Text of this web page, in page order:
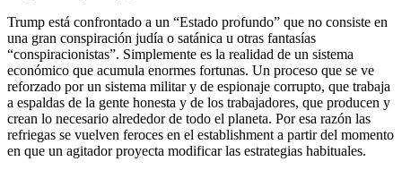
Trump está confrontado a un “Estado profundo” que no consiste en
una gran conspiración judía o satánica u otras fantasías
“conspiracionistas”. Simplemente es la realidad de un sistema
económico que acumula enormes fortunas. Un proceso que se ve
reforzado por un sistema militar y de espionaje corrupto, que trabaja
a espaldas de la gente honesta y de los trabajadores, que producen y
crean lo necesario alrededor de todo el planeta. Por esa razón las
refriegas se vuelven feroces en el establishment a partir del momento
en que un agitador proyecta modificar las estrategias habituales.